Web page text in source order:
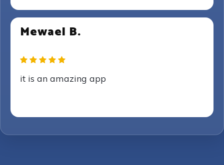
Mewael B.
it is an amazing app